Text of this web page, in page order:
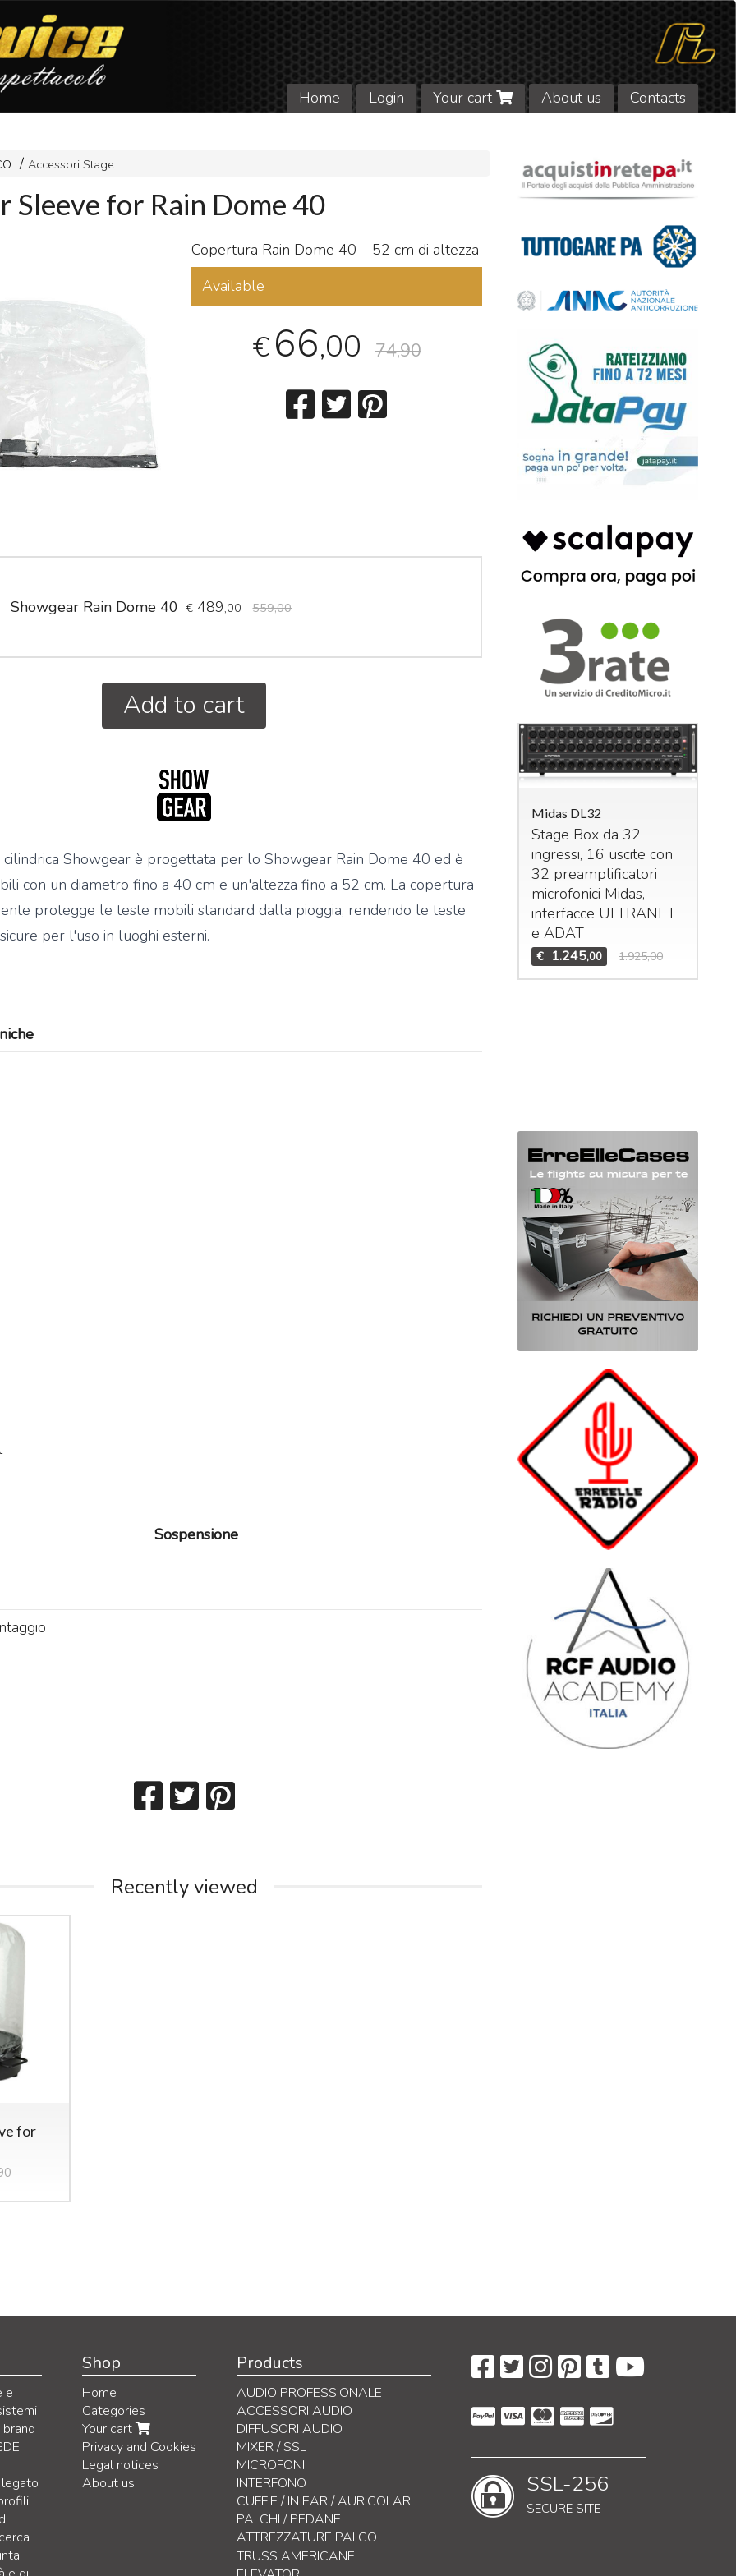
Home Login Your cart About us Contacts
Accessori Stage
Sleeve for Rain Dome 40
Copertura Rain Dome 40 – 52 cm di altezza
Available
€66,00 74,90
Showgear Rain Dome 40 € 489,00 559,00
Add to cart
Showgear è progettata per lo Showgear Rain Dome 40 ed è
con un diametro fino a 40 cm e un'altezza fino a 52 cm. La copertura
protegge le teste mobili standard dalla pioggia, rendendo le teste
per l'uso in luoghi esterni.
Sospensione
Recently viewed
for
M32R Live / DL32
Midas DL32
Midas M32 Live / DL32
Bundle
Midas M32R Live
Mixer digitale per live
e studio. 40 ingressi –
Midas DL32
Stage Box da 32
ingressi, 16 uscite con
32 preamplificatori
microfonici Midas,
interfacce ULTRANET
eADAT
€ 1.245,00 1.925,00
e
legato
Shop
Home
Categories
Your cart
Privacy and Cookies
Legal notices
About us
Products
AUDIO PROFESSIONALE
ACCESSORI AUDIO
DIFFUSORI AUDIO
MIXER / SSL
MICROFONI
INTERFONO
CUFFIE / IN EAR / AURICOLARI
PALCHI / PEDANE
ATTREZZATURE PALCO
Clamps
TRUSS AMERICANE
SSL-256
SECURE SITE